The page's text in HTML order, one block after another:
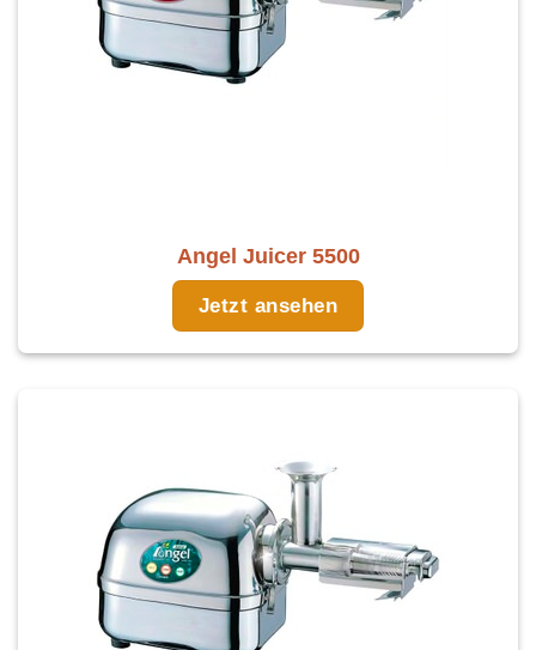
Angel Juicer 5500
Jetzt ansehen